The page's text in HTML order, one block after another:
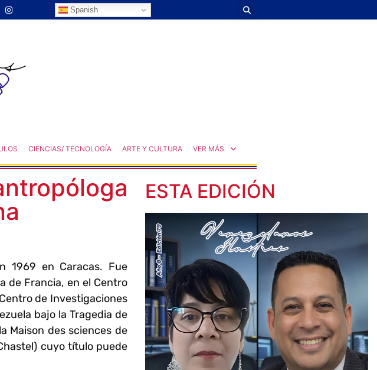
Spanish
CIENCIAS/ TECNOLOGÍA ARTE Y CULTURA VER MÁS
1969 en Caracas. Fue
de Francia, en el Centro
de Investigaciones
bajo la Tragedia de
Maison des sciences de
cuyo título puede
ESTA EDICIÓN